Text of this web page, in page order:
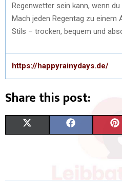
Regenwetter sein kann, wenn
Mach jeden Regentag zu einem
Stils – trocken, bequem und
https://happyrainydays.de/
Share this post:
W E